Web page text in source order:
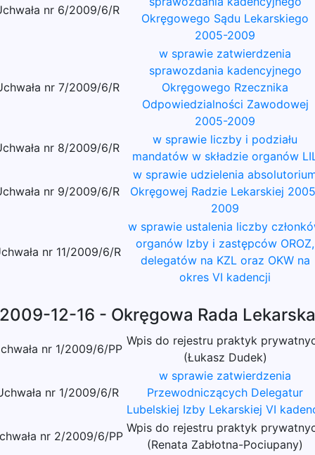
nr 6/2009/6/R
Okręgowego Sądu Lekarskiego
2005-2009
nr 7/2009/6/R
w sprawie zatwierdzenia
sprawozdania kadencyjnego
Okręgowego Rzecznika
Odpowiedzialności Zawodowej
2005-2009
nr 8/2009/6/R
w sprawie liczby i podziału
mandatów w składzie organów
nr 9/2009/6/R
w sprawie udzielenia
Okręgowej Radzie Lekarskiej
2009
nr 11/2009/6/R
w sprawie ustalenia liczby
organów Izby i zastępców OROZ,
delegatów na KZL oraz OKW na
okres VI kadencji
2009-12-16 - Okręgowa Rada Lekarska
nr 1/2009/6/PP
Wpis do rejestru praktyk
(Łukasz Dudek)
nr 1/2009/6/R
w sprawie zatwierdzenia
Przewodniczących Delegatur
Lubelskiej Izby Lekarskiej VI
nr 2/2009/6/PP
Wpis do rejestru praktyk
(Renata Zabłotna-Pociupany)